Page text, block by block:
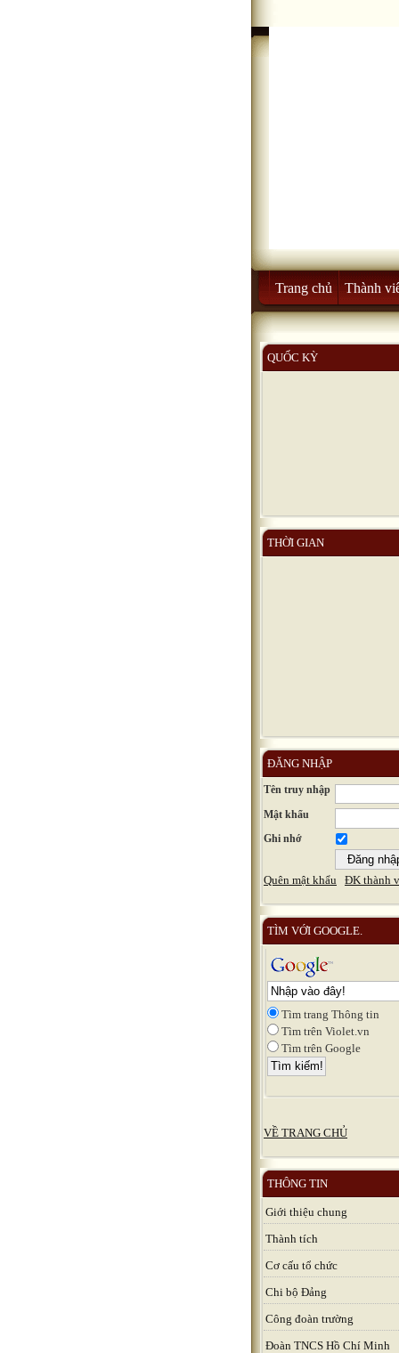
Trang chủ Thành
QUỐC KỲ
THỜI GIAN
ĐĂNG NHẬP
Tên truy nhập
Mật khẩu
Ghi nhớ
Quên mật khẩu ĐK thành
TÌM VỚI GOOGLE.
Tìm trang Thông tin
Tìm trên Violet.vn
Tìm trên Google
VỀ TRANG CHỦ
THÔNG TIN
Giới thiệu chung
Thành tích
Cơ cấu tổ chức
Chi bộ Đảng
Công đoàn trường
Đoàn TNCS Hồ Chí Minh